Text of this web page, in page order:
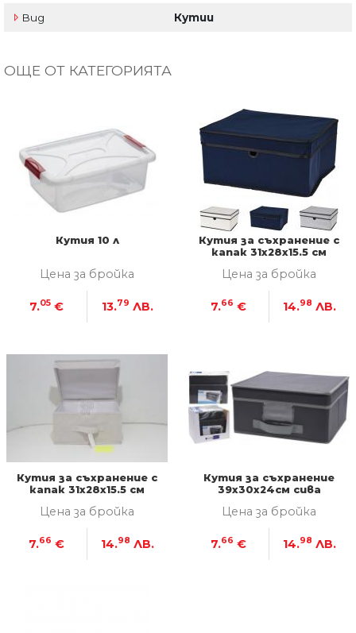
Вид Кутии
ОЩЕ ОТ КАТЕГОРИЯТА
Кутия 10 л
Цена за бройка
7.05 € 13.79 ЛВ.
Кутия за съхранение с
капак 31x28x15.5 см
Цена за бройка
7.66 € 14.98 ЛВ.
Кутия за съхранение с
капак 31х28х15.5 см
Цена за бройка
7.66 € 14.98 ЛВ.
Кутия за съхранение
39х30х24см сива
Цена за бройка
7.66 € 14.98 ЛВ.